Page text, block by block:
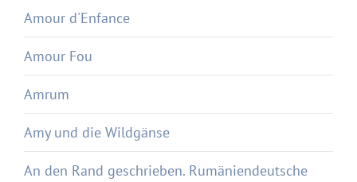
Amour d'Enfance
Amour Fou
Amrum
Amy und die Wildgänse
An den Rand geschrieben. Rumäniendeutsche